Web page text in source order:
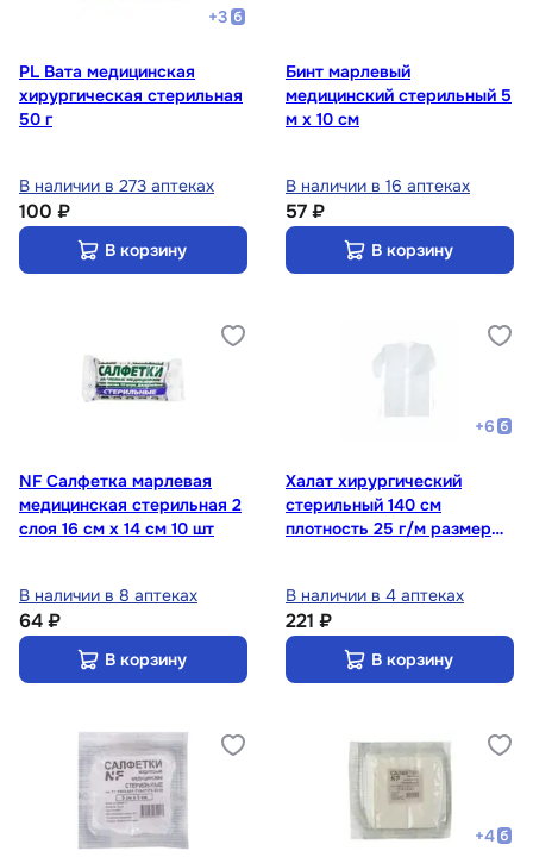
+3
PL Вата медицинская
хирургическая стерильная
50 г
В наличии в 273 аптеках
100 ₽
В корзину
Бинт марлевый
медицинский стерильный 5
м х 10 см
В наличии в 16 аптеках
57 ₽
В корзину
NF Салфетка марлевая
медицинская стерильная 2
слоя 16 см х 14 см 10 шт
В наличии в 8 аптеках
64 ₽
В корзину
+6
Халат хирургический
стерильный 140 см
плотность 25 г/м размер
В наличии в 4 аптеках
221 ₽
В корзину
+4